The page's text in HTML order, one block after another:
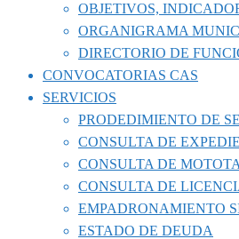
OBJETIVOS,
ORGANIGRAMA
DIRECTORIO DE
CONVOCATORIAS CAS
SERVICIOS
PRODEDIMIENTO DE
CONSULTA DE
CONSULTA DE
CONSULTA DE
EMPADRONAMIENTO
ESTADO DE DEUDA